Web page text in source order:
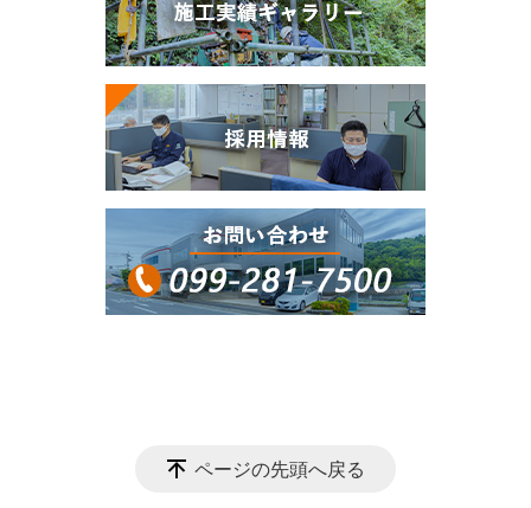
ページの先頭へ戻る